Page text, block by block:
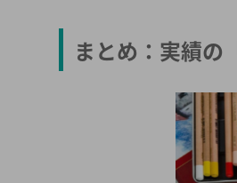
まとめ：実績の